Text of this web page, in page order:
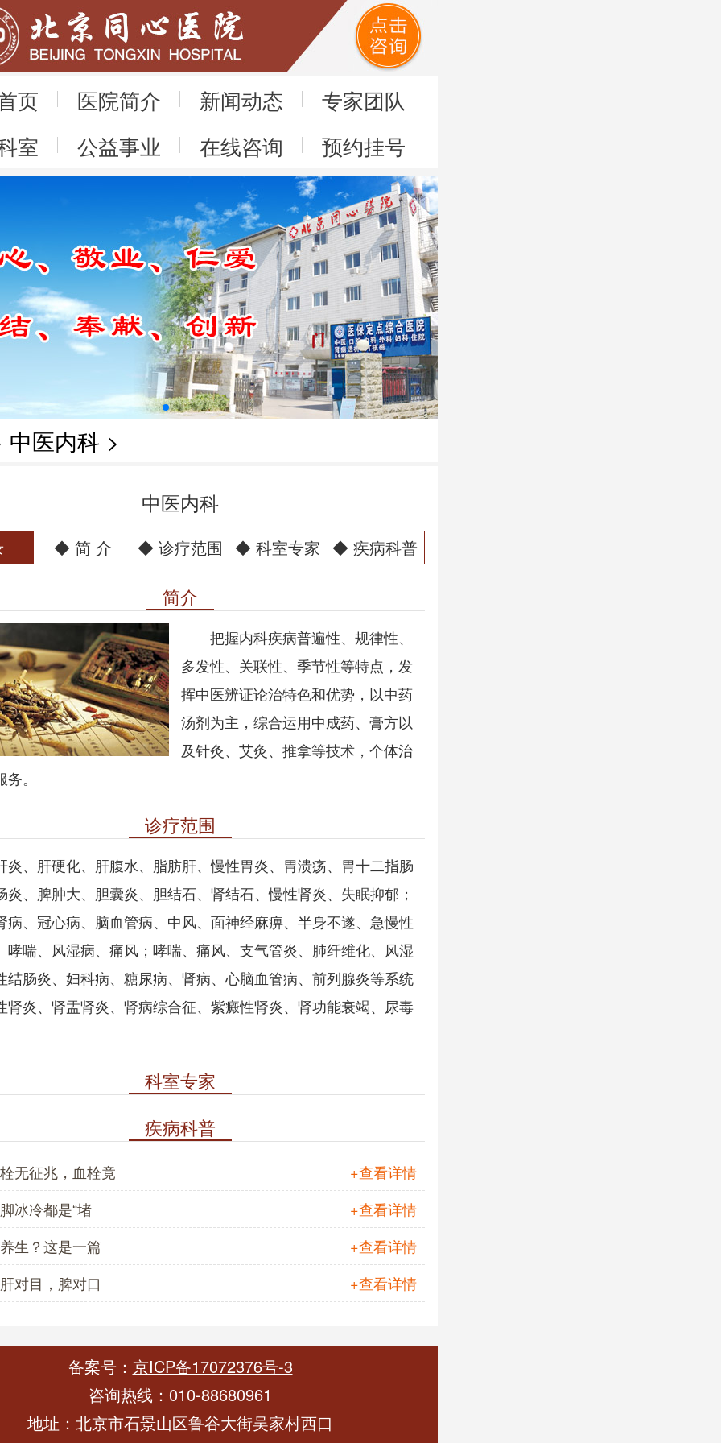
页 医院简介 新闻动态
专家团队
室
公益事业 在线咨询 预约挂号
中医内科 >
中医内科
◆ 简 介 ◆ 诊疗范围 ◆ 科室专家 ◆ 疾病科普
简介
把握内科疾病普遍性、规律性、
多发性、关联性、季节性等特点，发
挥中医辨证论治特色和优势，以中药
汤剂为主，综合运用中成药、膏方以
及针灸、艾灸、推拿等技术，个体治
。
诊疗范围
炎、肝硬化、肝腹水、脂肪肝、慢性胃炎、胃溃疡、胃十二指肠
炎、脾肿大、胆囊炎、胆结石、肾结石、慢性肾炎、失眠抑郁；
病、冠心病、脑血管病、中风、面神经麻痹、半身不遂、急慢性
哮喘、风湿病、痛风；哮喘、痛风、支气管炎、肺纤维化、风湿
结肠炎、妇科病、糖尿病、肾病、心脑血管病、前列腺炎等系统
肾炎、肾盂肾炎、肾病综合征、紫癜性肾炎、肾功能衰竭、尿毒
科室专家
疾病科普
无征兆，血栓竟
+查看详情
冰冷都是“堵
+查看详情
生？这是一篇
+查看详情
对目，脾对口
+查看详情
备案号： 京ICP备17072376号-3
咨询热线：010-88680961
地址：北京市石景山区鲁谷大街吴家村西口